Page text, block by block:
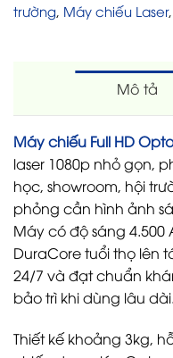
trường Máy chiếu Laser,
Mô tả
Máy chiếu Full HD
laser 1080p nhỏ gọn,
học, showroom, hội
phỏng cần hình ảnh
Máy có độ sáng 4.500
DuraCore tuổi thọ lên
24/7 và đạt chuẩn
bảo trì khi dùng lâu dài.
Thiết kế khoảng 3kg,